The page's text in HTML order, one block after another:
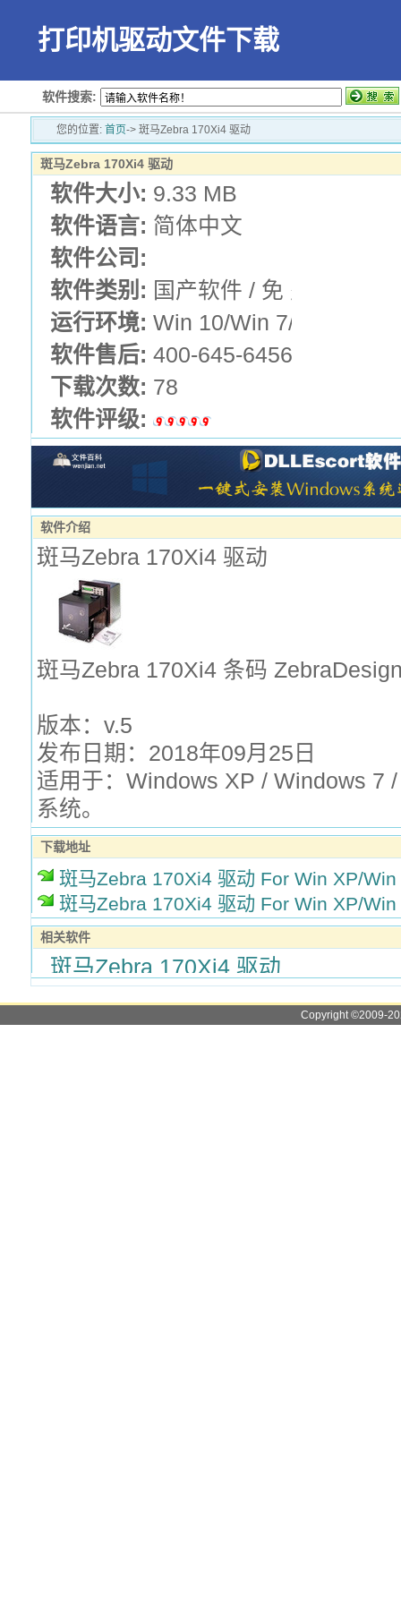
打印机驱动文件下载
软件搜索:
您的位置:首页-> 斑马Zebra 170Xi4 驱动
斑马Zebra 170Xi4 驱动
软件大小: 9.33 MB
软件语言: 简体中文
软件公司:
软件类别: 国产软件 / 免 费 版 / 斑
运行环境: Win 10/Win 7/Win XP
软件售后: 400-645-6456
下载次数: 78
软件评级:
软件介绍
斑马Zebra 170Xi4 驱动
斑马Zebra 170Xi4 条码
版本：v.5
发布日期：2018年09月25日
适用于：Windows XP / Windows 7
系统。
下载地址
斑马Zebra 170Xi4 驱动 For Win XP/
斑马Zebra 170Xi4 驱动 For Win XP/
相关软件
斑马Zebra 170Xi4 驱动
Copyright ©2009-